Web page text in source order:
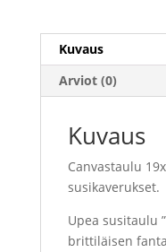
Kuvaus
Arviot (0)
Kuvaus
Canvastaulu
susikaverukset.
Upea susitaulu
brittiläisen